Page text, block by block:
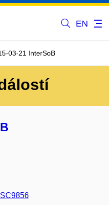
EN
03-21 InterSoB